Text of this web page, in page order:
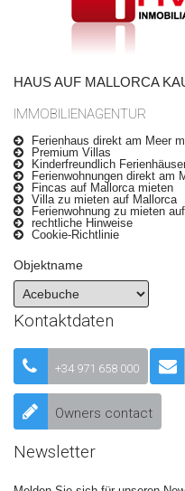
HAUS AUF MALLORCA
IMMOBILIENAGENTUR
Ferienhaus direkt am Meer
Premium Villas
Kinderfreundlich
Ferienwohnungen direkt am
Fincas auf Mallorca mieten
Villa zu mieten auf Mallorca
Ferienwohnung zu mieten
rechtliche Hinweise
Cookie-Richtlinie
Objektname
Kontaktdaten
+34 971 658 000
Owners contact
Newsletter